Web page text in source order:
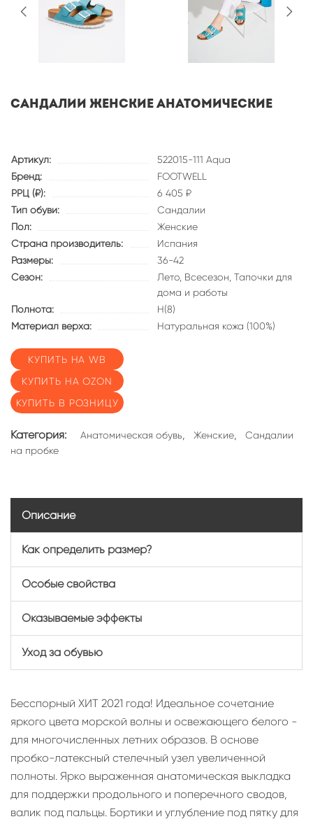
САНДАЛИИ ЖЕНСКИЕ АНАТОМИЧЕСКИЕ
Артикул:
522015-111 Aqua
Бренд:
FOOTWELL
РРЦ (₽):
6 405 ₽
Тип обуви:
Сандалии
Пол:
Женские
Страна производитель:
Испания
Размеры:
36-42
Сезон:
Лето, Всесезон, Тапочки для
дома и работы
Полнота:
Н(8)
Материал верха:
Натуральная кожа (100%)
КУПИТЬ НА WB
КУПИТЬ НА OZON
КУПИТЬ В РОЗНИЦУ
Категория: Анатомическая обувь, Женские, Сандалии
на пробке
Описание
Как определить размер?
Особые свойства
Оказываемые эффекты
Уход за обувью
Бесспорный ХИТ 2021 года! Идеальное сочетание
яркого цвета морской волны и освежающего белого -
для многочисленных летних образов. В основе
пробко-латексный стелечный узел увеличенной
полноты. Ярко выраженная анатомическая выкладка
для поддержки продольного и поперечного сводов,
валик под пальцы. Бортики и углубление под пятку для